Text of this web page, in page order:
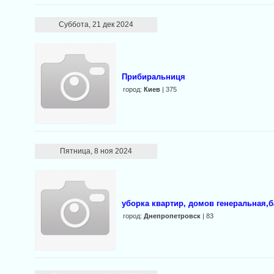
Суббота, 21 дек 2024
Прибиральниця
город:Киев | 375
Пятница, 8 ноя 2024
уборка квартир, домов
город:Днепропетровск | 83